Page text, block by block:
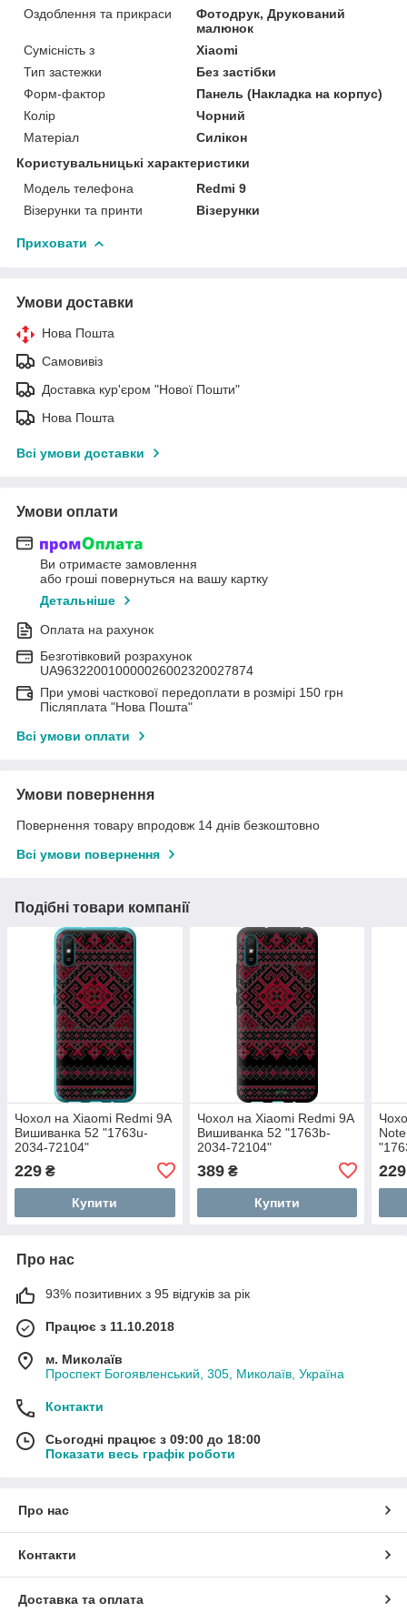
Оздоблення та прикраси
Фотодрук, Друкований
малюнок
Сумісність з
Xiaomi
Тип застежки
Без застібки
Форм-фактор
Панель (Накладка на корпус)
Колір
Чорний
Матеріал
Силікон
Користувальницькі характеристики
Модель телефона
Redmi 9
Візерунки та принти
Візерунки
Приховати
Умови доставки
Нова Пошта
Самовивіз
Доставка кур'єром "Нової Пошти"
Нова Пошта
Всі умови доставки
Умови оплати
Ви отримаєте замовлення
або гроші повернуться на вашу картку
Детальніше
Оплата на рахунок
Безготівковий розрахунок
UA963220010000026002320027874
При умові часткової передоплати в розмірі 150 грн
Післяплата "Нова Пошта"
Всі умови оплати
Умови повернення
Повернення товару впродовж 14 днів безкоштовно
Всі умови повернення
Подібні товари компанії
Чохол на Xiaomi Redmi 9A
Вишиванка 52 "1763u-
2034-72104"
229 ₴
Купити
Чохол на Xiaomi Redmi 9A
Вишиванка 52 "1763b-
2034-72104"
389₴
Купити
229
Про нас
93% позитивних з 95 відгуків за рік
Працює з 11.10.2018
м. Миколаїв
Проспект Богоявленський, 305, Миколаїв, Україна
Контакти
Сьогодні працює з 09:00 до 18:00
Показати весь графік роботи
Про нас
Контакти
Доставка та оплата